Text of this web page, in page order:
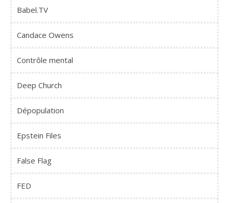
Babel.TV
Candace Owens
Contrôle mental
Deep Church
Dépopulation
Epstein Files
False Flag
FED